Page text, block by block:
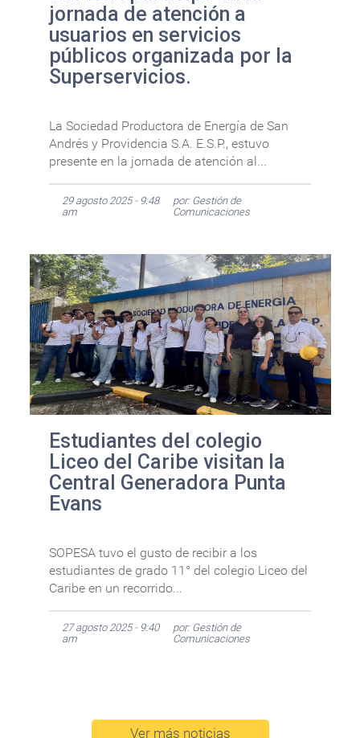
jornada de atención a
usuarios en servicios
públicos organizada por la
Superservicios.
La Sociedad Productora de Energía de San
Andrés y Providencia S.A. E.S.P., estuvo
presente en la jornada de atención al...
29 agosto 2025 - 9:48
am
por: Gestión de
Comunicaciones
Estudiantes del colegio
Liceo del Caribe visitan la
Central Generadora Punta
Evans
SOPESA tuvo el gusto de recibir a los
estudiantes de grado 11° del colegio Liceo del
Caribe en un recorrido...
27 agosto 2025 - 9:40
am
por: Gestión de
Comunicaciones
Ver más noticias